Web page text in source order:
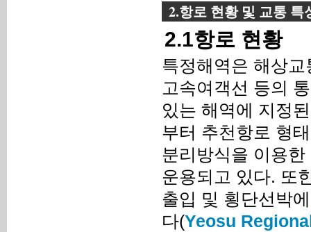
2.항로 현황 및 교통 특
2.1항로 현황
특정해역은 해상
고속여객선 등의
있는 해역에 지정
부터 추천항로 형
분리방식을 이용
운용되고 있다. 또
출입 및 횡단선박
다(Yeosu